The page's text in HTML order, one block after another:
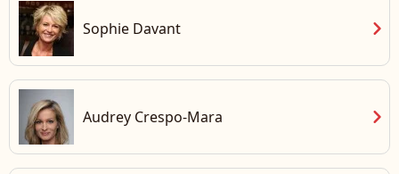
Sophie Davant chevron_right
Audrey Crespo-Mara chevron_right